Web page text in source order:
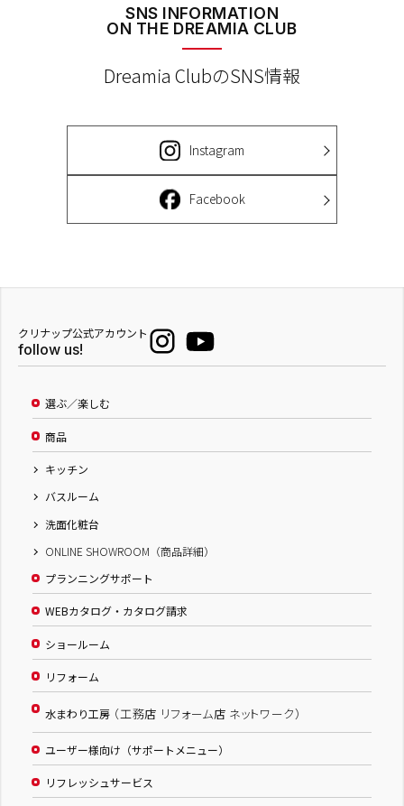
SNS INFORMATION
ON THE DREAMIA CLUB
Dreamia ClubのSNS情報
Instagram
Facebook
クリナップ公式アカウント
follow us!
選ぶ／楽しむ
商品
キッチン
バスルーム
洗面化粧台
ONLINE SHOWROOM（商品詳細）
プランニングサポート
WEBカタログ・カタログ請求
ショールーム
リフォーム
水まわり工房 （工務店 リフォーム店 ネットワーク）
ユーザー様向け（サポートメニュー）
リフレッシュサービス